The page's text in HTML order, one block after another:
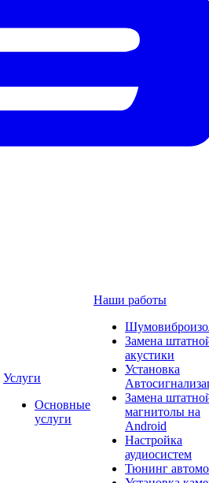
Услуги
Основные
услуги
Наши работы
Замена
акустики
Установка
Замена
магнитолы на
Android
Настройка
аудиосистем
Тюнинг